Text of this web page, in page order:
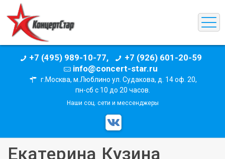
+7 (495) 989-10-77,
+7 (926) 601-20-59
info@concert-star.ru
г.Москва, м.Люблино ул. Судакова, д. 14 оф. 20,
пн-сб с 10 до 20 часов.
Наши соц. сети и мессенджеры
Екатерина Кузина